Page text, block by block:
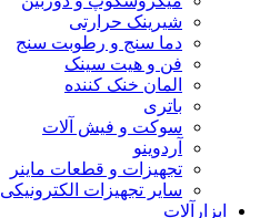
شیرینک حرارتی
دما سنج و رطوبت سنج
فن و هیت سینک
المان خنک کننده
باتری
سوکت و فیش آلات
آردوینو
تجهیزات و قطعات ماینر
سایر تجهیزات الکترونیکی
ابزارآلات